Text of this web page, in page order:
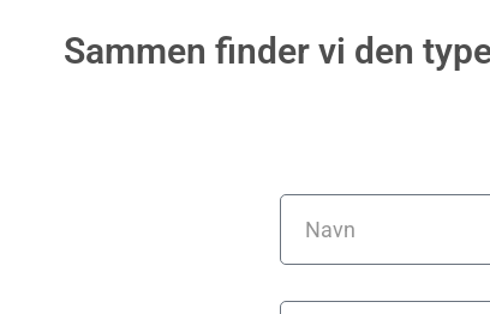
Sammen finder vi den